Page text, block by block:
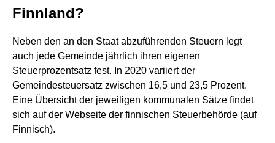
Finnland?
Neben den an den Staat abzuführenden Steuern legt
auch jede Gemeinde jährlich ihren eigenen
Steuerprozentsatz fest. In 2020 variiert der
Gemeindesteuersatz zwischen 16,5 und 23,5 Prozent.
Eine Übersicht der jeweiligen kommunalen Sätze findet
sich auf der Webseite der finnischen Steuerbehörde (auf
Finnisch).